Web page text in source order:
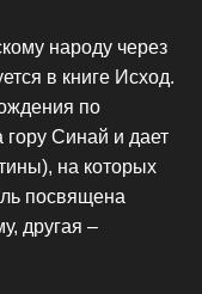
народу через
в книге Исход.
по
Синай и дает
на которых
посвящена
другая –